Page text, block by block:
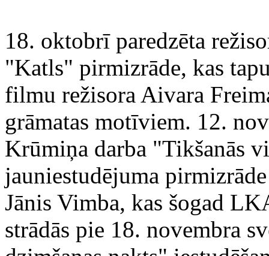
18. oktobrī paredzēta
"Katls" pirmizrāde, kas
filmu režisora Aivara
grāmatas motīviem. 12.
Krūmiņa darba "Tikšanās
jauniestudējuma
Jānis Vimba, kas šogad
strādās pie 18. novembra